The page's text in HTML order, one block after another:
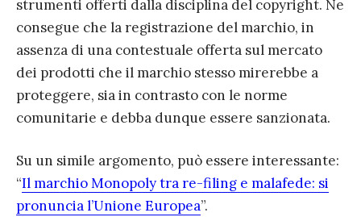
strumenti offerti dalla disciplina del copyright. Ne
consegue che la registrazione del marchio, in
assenza di una contestuale offerta sul mercato
dei prodotti che il marchio stesso mirerebbe a
proteggere, sia in contrasto con le norme
comunitarie e debba dunque essere sanzionata.
Su un simile argomento, può essere interessante:
“Il marchio Monopoly tra re-filing e malafede: si
pronuncia l’Unione Europea”.